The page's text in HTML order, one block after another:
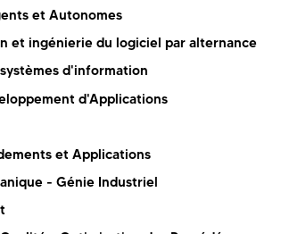
et Autonomes
et ingénierie du logiciel par alternance
d'information
d'Applications
et Applications
- Génie Industriel